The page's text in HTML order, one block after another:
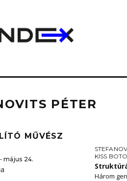
PÉTER
MŰVÉSZ
május 24.
KISS
Három